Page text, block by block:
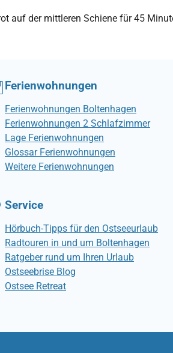
auf der mittleren Schiene für 45
Ferienwohnungen
Ferienwohnungen Boltenhagen
Ferienwohnungen 2 Schlafzimmer
Lage Ferienwohnungen
Glossar Ferienwohnungen
Weitere Ferienwohnungen
Service
Hörbuch-Tipps für den Ostseeurlaub
Radtouren in und um Boltenhagen
Ratgeber rund um Ihren Urlaub
Ostseebrise Blog
Ostsee Retreat